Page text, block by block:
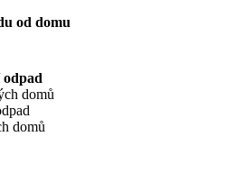
od domu
domů
domů